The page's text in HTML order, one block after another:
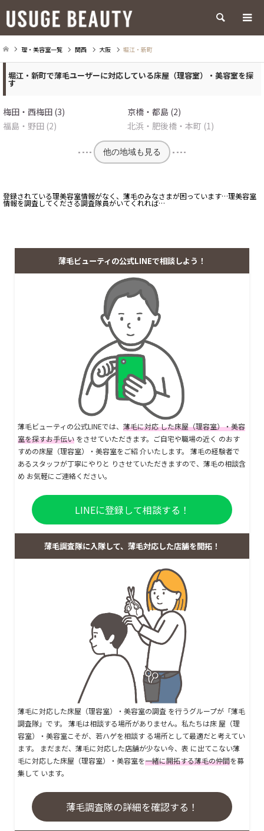
検索
理・美容室一覧 関西 大阪 堀江・新町
堀江・新町で薄毛ユーザーに対応している床屋（理容室）・美容室を探
す
梅田・西梅田 (3)
京橋・都島 (2)
福島・野田 (2)
北浜・肥後橋・本町 (1)
他の地域も見る
登録されている理美容室情報がなく、薄毛のみなさまが困っています…理美容室
情報を調査してくださる調査隊員がいてくれれば…
薄毛ビューティの公式LINEで相談しよう！
薄毛ビューティの公式LINEでは、 薄毛に対応 した床屋（理容室）・美容
室を探すお手伝い をさせていただきます。ご自宅や職場の近く のおす
すめの床屋（理容室）・美容室をご紹 介いたします。 薄毛の経験者で
あるスタッフが丁寧にやりと りさせていただきますので、薄毛の相談含
め お気軽にご連絡ください。
LINEに登録して相談する！
薄毛調査隊に入隊して、薄毛対応した店舗を開拓！
薄毛に対応した床屋（理容室）・美容室の調査 を行うグループが「薄毛
調査隊」です。 薄毛は相談する場所がありません。私たちは床 屋（理
容室）・美容室こそが、若ハゲを相談す る場所として最適だと考えてい
ます。 まだまだ、薄毛に対応した店舗が少ない今、表 に出てこない薄
毛に対応した床屋（理容室）・美容室を一緒に開拓する薄毛の仲間を募
集して います。
薄毛調査隊の詳細を確認する！